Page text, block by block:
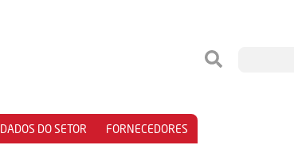
DADOS DO SETOR FORNECEDORES